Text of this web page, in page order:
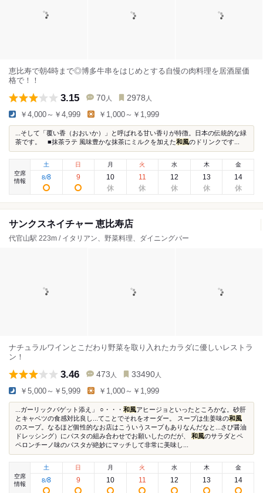
恵比寿で朝4時まで◎博多牛串をはじめとする自慢の肉料理を居酒屋価
格で！！
3.15 70 人 2978 人
￥4,000～￥4,999 ￥1,000～￥1,999
...そして「覆い香（おおいか）」と呼ばれる甘い香りが特徴。日本の伝統的な緑
茶です。 ■抹茶ラテ 風味豊かな抹茶にミルクを加えた和風のドリンクです...
空席
情報
土
8/8
日
9
月
10
火
11
水
12
木
13
金
14
サンクスネイチャー 恵比寿店
代官山駅 223m / イタリアン、野菜料理、ダイニングバー
ナチュラルワインとこだわり野菜を取り入れたカラダに優しいレストラ
ン！
3.46 473 人 33490 人
￥5,000～￥5,999 ￥1,000～￥1,999
...ガーリックバゲット添え」 ○・・・ 和風アヒージョといったところかな。砂肝
とキャベツの食感対比良し...てことでそれをオーダー。 スープは生姜味の和風
のスープ。なるほど個性的なお店はこういうスープもありなんだなと...さび醤油
ドレッシング）にパスタの組み合わせでお願いしたのだが、 和風のサラダとペ
ペロンチーノ味のパスタが絶妙にマッチして非常に美味し...
空席
情報
土
8/8
日
9
月
10
火
11
水
12
木
13
金
14